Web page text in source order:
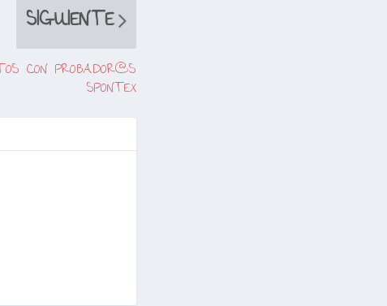
SIGUIENTE
CON PROBADOR@S
SPONTEX